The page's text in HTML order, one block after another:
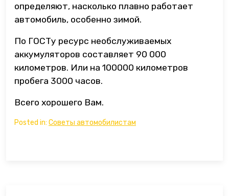
определяют, насколько плавно работает
автомобиль, особенно зимой.
По ГОСТу ресурс необслуживаемых
аккумуляторов составляет 90 000
километров. Или на 100000 километров
пробега 3000 часов.
Всего хорошего Вам.
Posted in: Советы автомобилистам